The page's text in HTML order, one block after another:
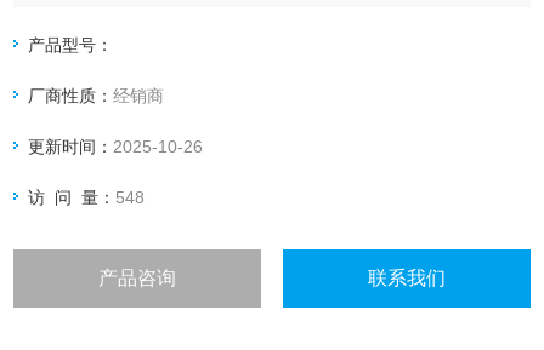
架连接一条推送金属丝组成。支架和推送金属丝均选用镍钛合
金材料制成，不透射线标记为90%铂/10%铱合金材料。
产品型号：
厂商性质：经销商
更新时间： 2025-10-26
访 问 量： 548
产品咨询 联系我们